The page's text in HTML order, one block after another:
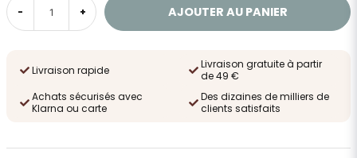
- + AJOUTER AU PANIER
Livraison rapide
Livraison gratuite à partir
de 49 €
Achats sécurisés avec
Klarna ou carte
Des dizaines de milliers de
clients satisfaits